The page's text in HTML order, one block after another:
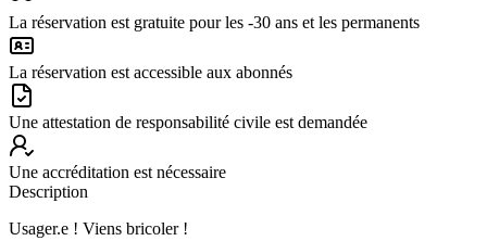
La réservation est gratuite pour les -30 ans et les permanents
La réservation est accessible aux abonnés
Une attestation de responsabilité civile est demandée
Une accréditation est nécessaire
Description
Usager.e ! Viens bricoler !